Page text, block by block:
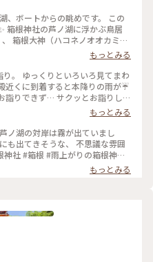
、ボートからの眺めです。 この
箱根神社の芦ノ湖に浮かぶ鳥居
箱根大神（ハコネノオオカミ）
ンピック開催を奉祝記念し、
そうです。 講和条約の全権特命大
相が書かれたそうで、 それ以来
います。 この「平和」の文字は、
ので、 見た時はおおぉ〜✨と感動
#平和の鳥居 #GW #春色さがし
もっとみる
。 ゆっくりといろいろ見てまわ
近くに到着すると本降りの雨が☔️
詣りできず… サクッとお詣りして
社の新宮もあって見所満載です
念でした😢 いろいろ後悔が残る…
ゃんとお詣りしに来たいです✨
した🌿 : 平日なのにたくさんの
さん待つかな？と思ったけれど、
くて、すぐにいただくことができ
のですが、旅の思い出投稿でし
もっとみる
ノ湖の対岸は霧が出ていまし
も出てきそうな、 不思議な雰囲
社 #箱根 #雨上がりの箱根神社
もっとみる